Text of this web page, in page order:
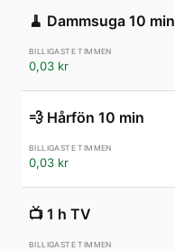
🧹 Dammsuga 10 min
0,03 kr
💨 Hårfön 10 min
0,03 kr
📺 1 h TV